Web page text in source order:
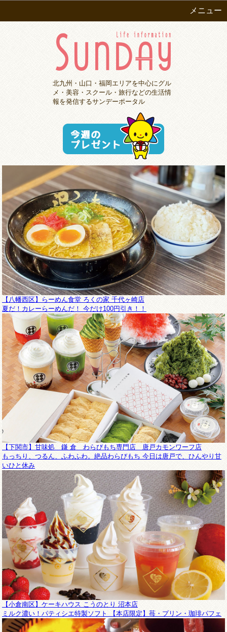
北九州・山口・福岡エリアを中心にグル
メ・美容・スクール・旅行などの生活情
報を発信するサンデーポータル
メニュー
【八幡西区】らーめん食堂 ろくの家 千代ヶ崎店
夏だ！カレーらーめんだ！ 今だけ100円引き！！
【下関市】甘味処 鎌 倉 わらびもち専門店 唐戸カモンワーフ店
もっちり、つるん、ふわふわ。絶品わらびもち 今日は唐戸で、ひんやり甘
いひと休み
【小倉南区】ケーキハウス こうのとり 沼本店
ミルク濃い！パティシエ特製ソフト 【本店限定】苺・プリン・珈琲パフェ